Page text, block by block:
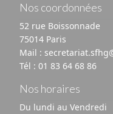
Nos coordonnées
52 rue Boissonnade
75014 Paris
Mail :
Tél : 01 83 64 68 86
Nos horaires
Du lundi au Vendredi